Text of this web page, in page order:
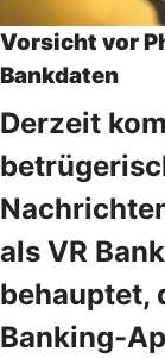
Vorsicht vor
Bankdaten
Derzeit
als VR
behauptet,
Banking-